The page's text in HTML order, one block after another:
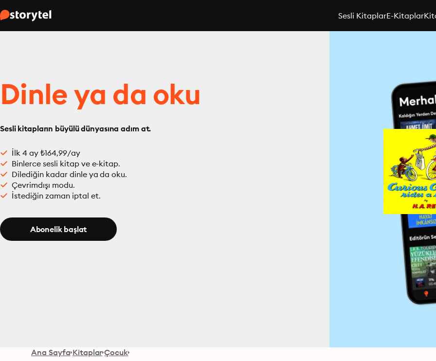
Sesli KitaplarE-Kitaplar
Dinle ya da oku
Sesli kitapların büyülü dünyasına adım at.
İlk 4 ay ₺164,99/ay
Binlerce sesli kitap ve e-kitap.
Dilediğin kadar dinle ya da oku.
Çevrimdışı modu.
İstediğin zaman iptal et.
Abonelik başlat
Ana Sayfa Kitaplar Çocuk